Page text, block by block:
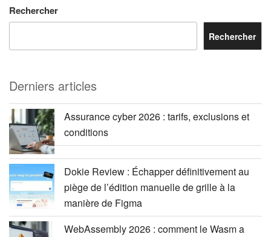
Rechercher
Rechercher
Derniers articles
Assurance cyber 2026 : tarifs, exclusions et
conditions
Dokie Review : Échapper définitivement au
piège de l’édition manuelle de grille à la
manière de Figma
WebAssembly 2026 : comment le Wasm a